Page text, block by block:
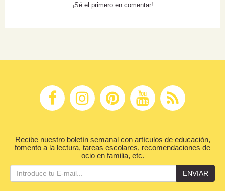
¡Sé el primero en comentar!
Recibe nuestro boletín semanal con artículos de educación,
fomento a la lectura, tareas escolares, recomendaciones de
ocio en familia, etc.
ENVIAR